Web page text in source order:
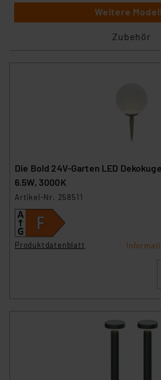
Weitere
Zubehör
Die Bold 24V-Garten LED
6.5W, 3000K
Artikel-Nr. 258511
Produktdatenblatt